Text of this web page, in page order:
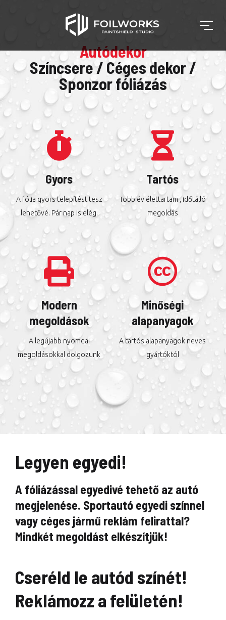
Autódekor
Színcsere / Céges dekor /
Sponzor fóliázás
Gyors
A fólia gyors telepítést tesz
lehetővé. Pár nap is elég.
Tartós
Több év élettartam , időtálló
megoldás
Modern
megoldások
A legújabb nyomdai
megoldásokkal dolgozunk
Minőségi
alapanyagok
A tartós alapanyagok neves
gyártóktól
Legyen egyedi!
A fóliázással egyedivé tehető az autó
megjelenése. Sportautó egyedi színnel
vagy céges jármű reklám felirattal?
Mindkét megoldást elkészítjük!
Cseréld le autód színét!
Reklámozz a felületén!